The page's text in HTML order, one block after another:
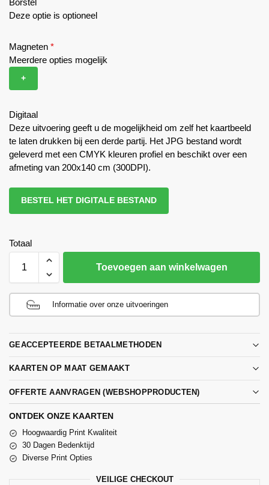
Deze optie is optioneel
Magneten *
Meerdere opties mogelijk
+
Digitaal
Deze uitvoering geeft u de mogelijkheid om zelf het kaartbeeld
te laten drukken bij een derde partij. Het JPG bestand wordt
geleverd met een CMYK kleuren profiel en beschikt over een
afmeting van 200x140 cm (300DPI).
BESTEL HET DIGITALE BESTAND
Totaal
Toevoegen aan winkelwagen
Informatie over onze uitvoeringen
GEACCEPTEERDE BETAALMETHODEN
KAARTEN OP MAAT GEMAAKT
OFFERTE AANVRAGEN (WEBSHOPPRODUCTEN)
ONTDEK ONZE KAARTEN
Hoogwaardig Print Kwaliteit
30 Dagen Bedenktijd
Diverse Print Opties
VEILIGE CHECKOUT